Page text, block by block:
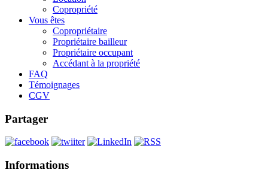
Copropriété
Vous êtes
Copropriétaire
Propriétaire bailleur
Propriétaire occupant
Accédant à la propriété
FAQ
Témoignages
CGV
Partager
Informations